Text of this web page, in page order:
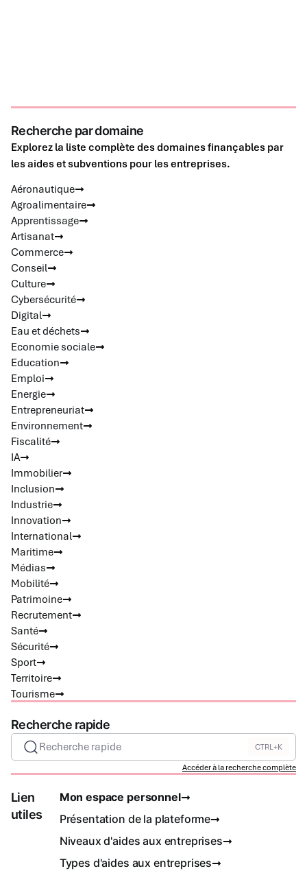
Recherche par domaine
Explorez la liste complète des domaines finançables par
les aides et subventions pour les entreprises.
Aéronautique
Agroalimentaire
Apprentissage
Artisanat
Commerce
Conseil
Culture
Cybersécurité
Digital
Eau et déchets
Economie sociale
Education
Emploi
Energie
Entrepreneuriat
Environnement
Fiscalité
IA
Immobilier
Inclusion
Industrie
Innovation
International
Maritime
Médias
Mobilité
Patrimoine
Recrutement
Santé
Sécurité
Sport
Territoire
Tourisme
Recherche rapide
Recherche rapide CTRL+K
Accéder à la recherche complète
Lien
utiles
Mon espace personnel
Présentation de la plateforme
Niveaux d'aides aux entreprises
Types d'aides aux entreprises